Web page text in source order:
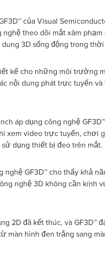
của Visual
theo dõi mắt xâm
3D sống động trong
kế cho những môi trường
nội dung phát trực tuyến
áp dụng công nghệ
xem video trực tuyến, chơi
dụng thiết bị đeo trên mắt.
GF3D™ cho thấy khả
nghệ 3D không cần kính
2D đã kết thúc, và
màn hình đen trắng sang